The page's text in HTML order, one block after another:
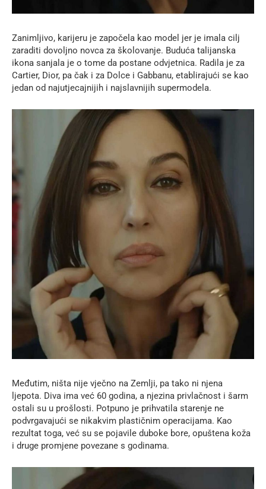
Zanimljivo, karijeru je započela kao model jer je imala cilj
zaraditi dovoljno novca za školovanje. Buduća talijanska
ikona sanjala je o tome da postane odvjetnica. Radila je za
Cartier, Dior, pa čak i za Dolce i Gabbanu, etablirajući se kao
jedan od najutjecajnijih i najslavnijih supermodela.
Međutim, ništa nije vječno na Zemlji, pa tako ni njena
ljepota. Diva ima već 60 godina, a njezina privlačnost i šarm
ostali su u prošlosti. Potpuno je prihvatila starenje ne
podvrgavajući se nikakvim plastičnim operacijama. Kao
rezultat toga, već su se pojavile duboke bore, opuštena koža
i druge promjene povezane s godinama.